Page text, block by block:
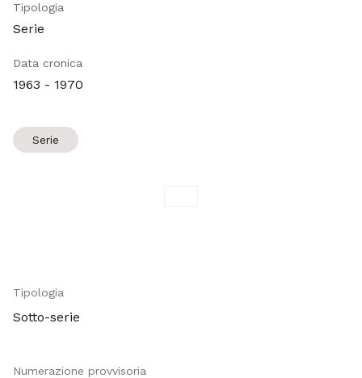
Tipologia
Serie
Data cronica
1963 - 1970
Serie
Tipologia
Sotto-serie
Numerazione provvisoria